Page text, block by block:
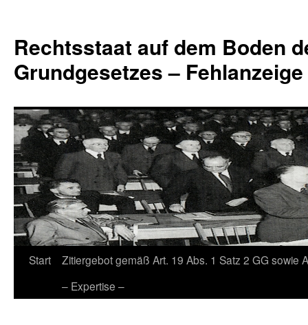
springen
Rechtsstaat auf dem Boden
Grundgesetzes –
Start
Zitiergebot gemäß Art. 19 Abs. 1 Satz 2 GG sowie
– Expertise –